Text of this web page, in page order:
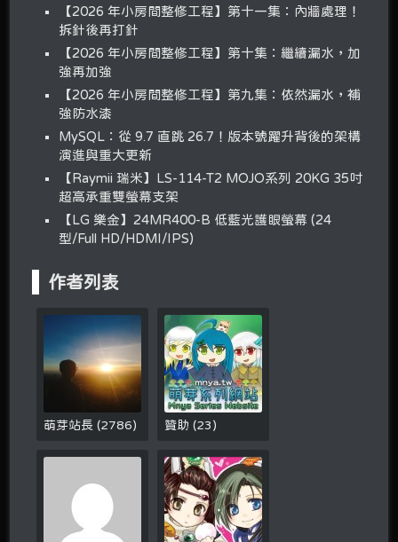
【2026 年小房間整修工程】第十一集：內牆處理！
拆針後再打針
【2026 年小房間整修工程】第十集：繼續漏水，加
強再加強
【2026 年小房間整修工程】第九集：依然漏水，補
強防水漆
MySQL：從 9.7 直跳 26.7！版本號躍升背後的架構
演進與重大更新
【Raymii 瑞米】LS-114-T2 MOJO系列 20KG 35吋
超高承重雙螢幕支架
【LG 樂金】24MR400-B 低藍光護眼螢幕 (24
型/Full HD/HDMI/IPS)
作者列表
萌芽站長(2786) 贊助(23 )